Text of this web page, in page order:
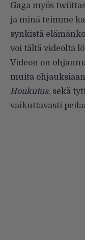
Gaga myös
ja minä teimme
synkistä
voi tältä videolta
Videon on
muita
Houkutus, sekä
vaikuttavasti